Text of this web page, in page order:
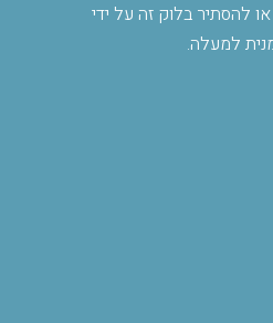
להסתיר בלוק זה על ידי
למעלה.